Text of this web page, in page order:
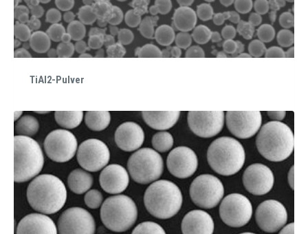
TiAl2-Pulver